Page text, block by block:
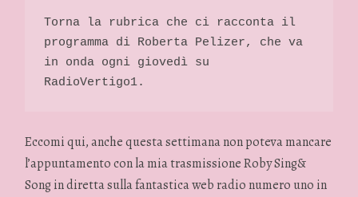
Torna la rubrica che ci racconta il
programma di Roberta Pelizer, che va
in onda ogni giovedì su
RadioVertigo1.
Eccomi qui, anche questa settimana non poteva mancare
l’appuntamento con la mia trasmissione Roby Sing&
Song in diretta sulla fantastica web radio numero uno in